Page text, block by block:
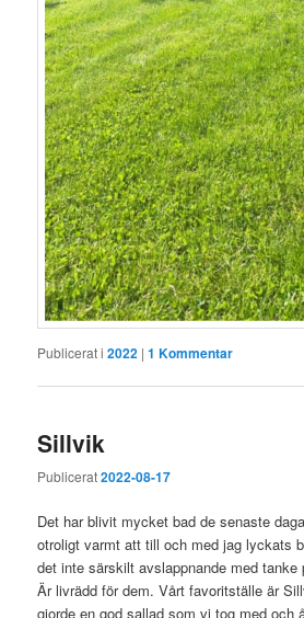
Publicerat i 2022 |1 Kommentar
Sillvik
Publicerat2022-08-17
Det har blivit mycket bad de senaste
otroligt varmt att till och med jag lyckats
det inte särskilt avslappnande med tanke
Är livrädd för dem. Vårt favoritställe är
gjorde en god sallad som vi tog med och